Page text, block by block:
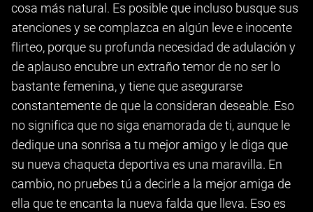
cosa más natural. Es posible que incluso busque sus
atenciones y se complazca en algún leve e inocente
flirteo, porque su profunda necesidad de adulación y
de aplauso encubre un extraño temor de no ser lo
bastante femenina, y tiene que asegurarse
constantemente de que la consideran deseable. Eso
no significa que no siga enamorada de ti, aunque le
dedique una sonrisa a tu mejor amigo y le diga que
su nueva chaqueta deportiva es una maravilla. En
cambio, no pruebes tú a decirle a la mejor amiga de
ella que te encanta la nueva falda que lleva. Eso es